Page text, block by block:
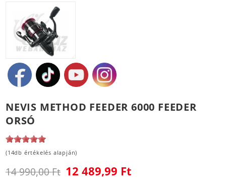
NEVIS METHOD FEEDER 6000 FEEDER
ORSÓ
(14db értékelés alapján)
14 990,00 Ft 12 489,99 Ft